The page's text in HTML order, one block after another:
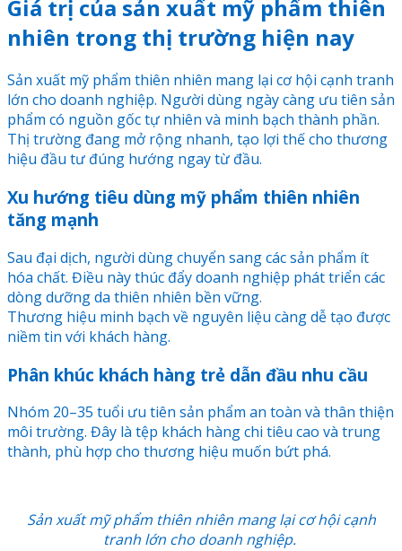
Giá trị của sản xuất mỹ phẩm thiên
nhiên trong thị trường hiện nay
Sản xuất mỹ phẩm thiên nhiên mang lại cơ hội cạnh tranh
lớn cho doanh nghiệp. Người dùng ngày càng ưu tiên sản
phẩm có nguồn gốc tự nhiên và minh bạch thành phần.
Thị trường đang mở rộng nhanh, tạo lợi thế cho thương
hiệu đầu tư đúng hướng ngay từ đầu.
Xu hướng tiêu dùng mỹ phẩm thiên nhiên
tăng mạnh
Sau đại dịch, người dùng chuyển sang các sản phẩm ít
hóa chất. Điều này thúc đẩy doanh nghiệp phát triển các
dòng dưỡng da thiên nhiên bền vững.
Thương hiệu minh bạch về nguyên liệu càng dễ tạo được
niềm tin với khách hàng.
Phân khúc khách hàng trẻ dẫn đầu nhu cầu
Nhóm 20–35 tuổi ưu tiên sản phẩm an toàn và thân thiện
môi trường. Đây là tệp khách hàng chi tiêu cao và trung
thành, phù hợp cho thương hiệu muốn bứt phá.
Sản xuất mỹ phẩm thiên nhiên mang lại cơ hội cạnh
tranh lớn cho doanh nghiệp.